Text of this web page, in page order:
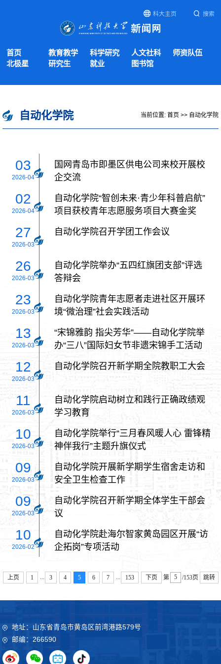
科大主页 搜索
首页 教育教学 科学研究 人文社科
师资队伍
北极星
研究生 就业 图书馆
自动化学院 当前位置: 首页 >> 自动化学院
03
2026-04
国网青岛市即墨区供电公司来校开展校
企交流
02
2026-04
自动化学院“智创未来·青少年科普启航”
项目获校青年志愿服务项目大赛金奖
27
2026-03
自动化学院召开学团工作会议
26
2026-03
自动化学院举办“五四红旗团支部”评选
答辩会
23
2026-03
自动化学院青年志愿者走进社区开展环
境“微治理”社会实践活动
13
2026-03
“宋锦雅韵 指尖芳华”——自动化学院举
办“三八”国际妇女节非遗宋锦手工活动
12
2026-03
自动化学院召开新学期全院教职工大会
11
2026-03
自动化学院启动树立和践行正确政绩观
学习教育
10
2026-03
自动化学院举行“三月春风暖人心 雷锋精
神伴我行”主题升旗仪式
09
2026-03
自动化学院开展新学期学生宿舍走访和
安全卫生检查工作
09
2026-03
自动化学院召开新学期全体学生干部会
议
10
2026-02
自动化学院赴海尔智家黄岛园区开展“访
企拓岗”专项活动
上页 1 3 4 5 6 7 153 下页 第 /153页 跳转
地址：山东省青岛市黄岛区前湾港路579号
邮编：266590